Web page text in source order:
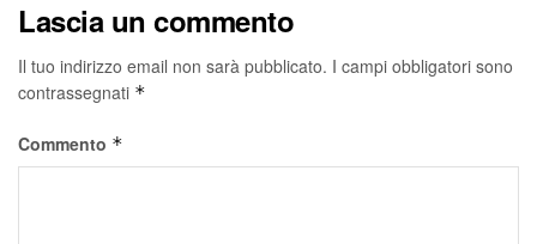
Lascia un commento
Il tuo indirizzo email non sarà pubblicato. I campi obbligatori sono
contrassegnati *
Commento *